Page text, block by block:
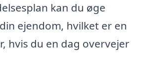
kan du øge
ejendom, hvilket er en
hvis du en dag overvejer